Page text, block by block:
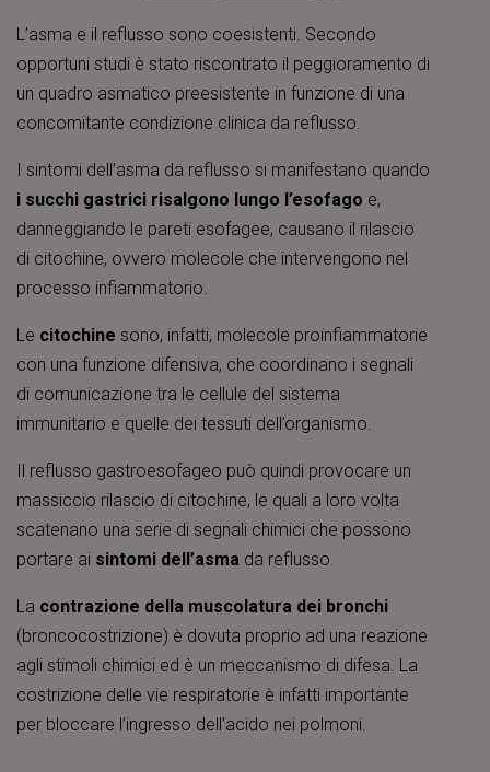
L’asma e il reflusso sono coesistenti. Secondo
opportuni studi è stato riscontrato il peggioramento di
un quadro asmatico preesistente in funzione di una
concomitante condizione clinica da reflusso.
I sintomi dell’asma da reflusso si manifestano quando
i succhi gastrici risalgono lungo l’esofago e,
danneggiando le pareti esofagee, causano il rilascio
di citochine, ovvero molecole che intervengono nel
processo infiammatorio.
Le citochine sono, infatti, molecole proinfiammatorie
con una funzione difensiva, che coordinano i segnali
di comunicazione tra le cellule del sistema
immunitario e quelle dei tessuti dell’organismo.
Il reflusso gastroesofageo può quindi provocare un
massiccio rilascio di citochine, le quali a loro volta
scatenano una serie di segnali chimici che possono
portare ai sintomi dell’asma da reflusso.
La contrazione della muscolatura dei bronchi
(broncocostrizione) è dovuta proprio ad una reazione
agli stimoli chimici ed è un meccanismo di difesa. La
costrizione delle vie respiratorie è infatti importante
per bloccare l’ingresso dell’acido nei polmoni.